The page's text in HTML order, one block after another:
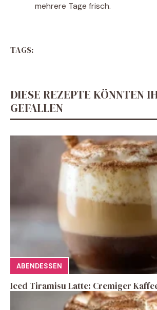
mehrere Tage frisch.
TAGS:
DIESE REZEPTE KÖNNTEN
GEFALLEN
ABENDESSEN
Iced Tiramisu Latte: Cremiger